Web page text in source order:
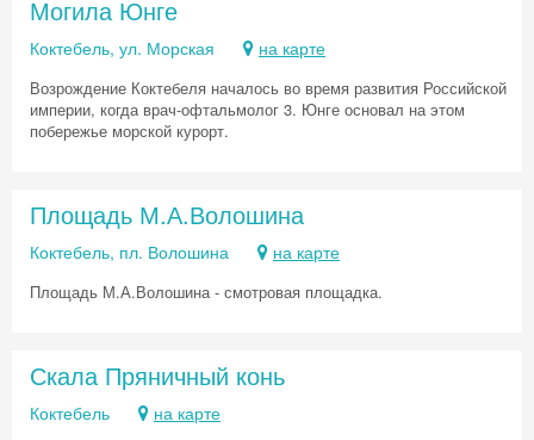
Могила Юнге
Коктебель, ул. Морская на карте
Возрождение Коктебеля началось во время развития Российской
империи, когда врач-офтальмолог 3. Юнге основал на этом
побережье морской курорт.
Площадь М.А.Волошина
Коктебель, пл. Волошина на карте
Площадь М.А.Волошина - смотровая площадка.
Скала Пряничный конь
Коктебель на карте